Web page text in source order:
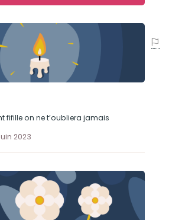
fifille on ne t’oubliera jamais
2023